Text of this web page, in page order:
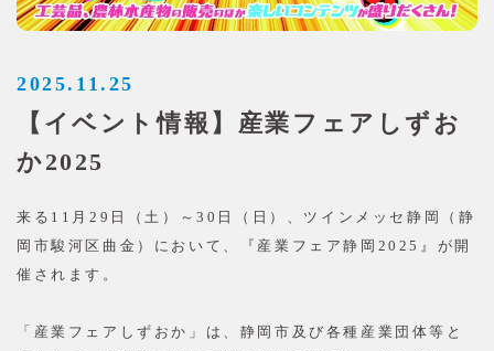
2025.11.25
【イベント情報】産業フェアしずお
か2025
来る11月29日（土）～30日（日）、ツインメッセ静岡（静
岡市駿河区曲金）において、『産業フェア静岡2025』が開
催されます。
「産業フェアしずおか」は、静岡市及び各種産業団体等と